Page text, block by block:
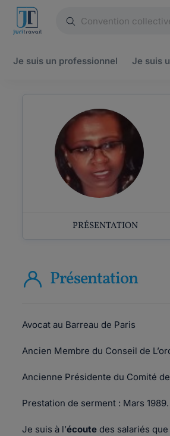
Je suis un professionnel Je suis
PRÉSENTATION
Présentation
Avocat au Barreau de Paris
Ancien Membre du Conseil de
Ancienne Présidente du Comité
Prestation de serment : Mars 1989.
Je suis à l’écoute des salariés que